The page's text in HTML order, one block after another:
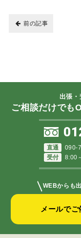
前の記事
出張
ご相談だけでも
直通
090-
受付
8:00
＼WEBからも
メールで